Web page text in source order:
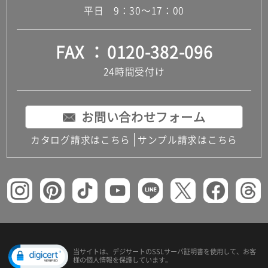
平日 9：30～17：00
FAX 0120-382-096
24時間受付け
お問い合わせフォーム
カタログ請求はこちら サンプル請求はこちら
当サイトは、デジサートのSSLサーバ証明書を使用して、 お客
様の個人情報を保護しています。